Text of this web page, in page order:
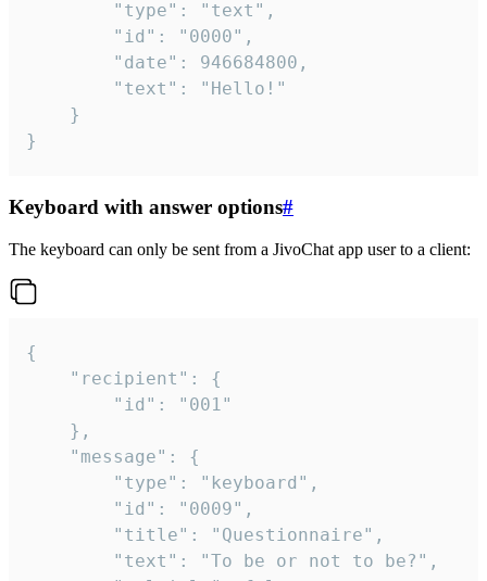
}
Keyboard with answer options#
The keyboard can only be sent from a JivoChat app user to a client:
{